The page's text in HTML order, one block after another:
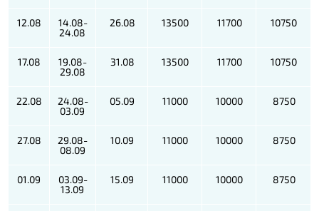
12.08
14.08-
24.08
26.08 13500 11700 10750
17.08
19.08-
29.08
31.08 13500 11700 10750
22.08
24.08-
03.09
05.09 11000 10000 8750
27.08
29.08-
08.09
10.09 11000 10000 8750
01.09
03.09-
13.09
15.09 11000 10000 8750